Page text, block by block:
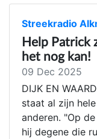
Streekradio
Help Patrick
het nog kan!
09 Dec 2025
DIJK EN
staat al zijn
anderen. "Op
hij degene die